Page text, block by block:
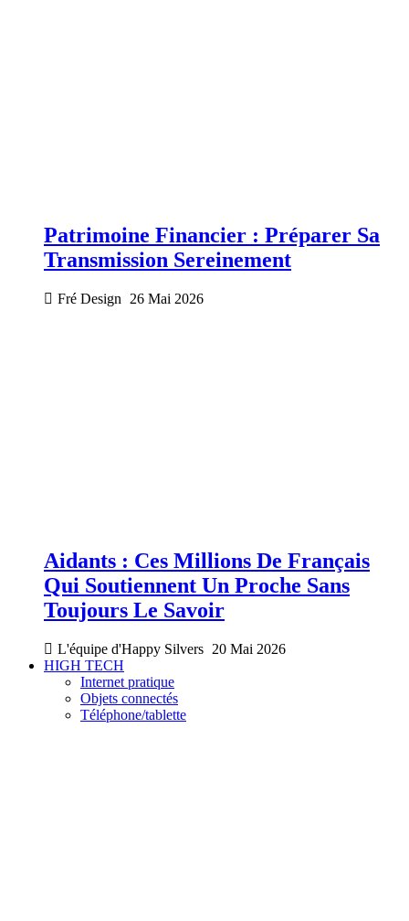
Patrimoine Financier : Préparer Sa
Transmission Sereinement
Fré Design 26 Mai 2026
Aidants : Ces Millions De Français
Qui Soutiennent Un Proche Sans
Toujours Le Savoir
L'équipe d'Happy Silvers 20 Mai 2026
HIGH TECH
Internet pratique
Objets connectés
Téléphone/tablette